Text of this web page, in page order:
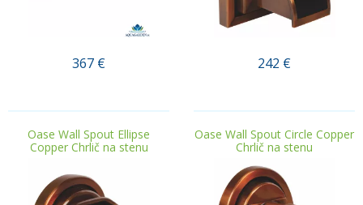
367 € 242 €
Oase Wall Spout Ellipse
Copper Chrlič na stenu
Oase Wall Spout Circle Copper
Chrlič na stenu